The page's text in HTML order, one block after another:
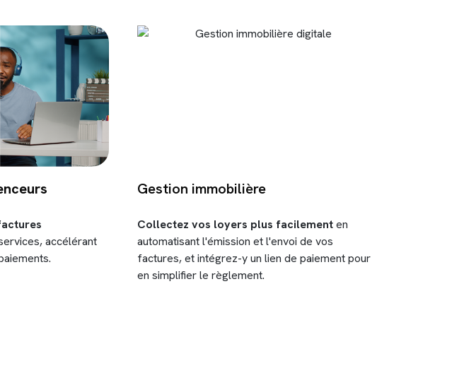
accélérant
Gestion immobilière
Collectez vos loyers plus facilementen
automatisant l'émission et l'envoi de vos
factures, et intégrez-y un lien de paiement pour
en simplifier le règlement.